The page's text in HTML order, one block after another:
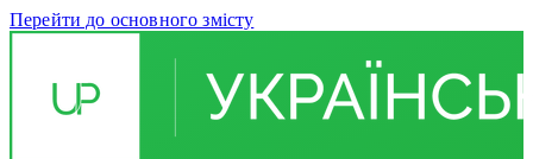
Перейти до основного змісту